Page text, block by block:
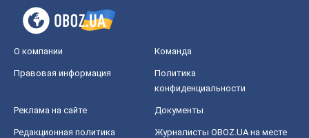
О компании Команда
Правовая информация
Политика
конфиденциальности
Реклама на сайте Документы
Редакционная политика
Журналисты OBOZ.UA на месте